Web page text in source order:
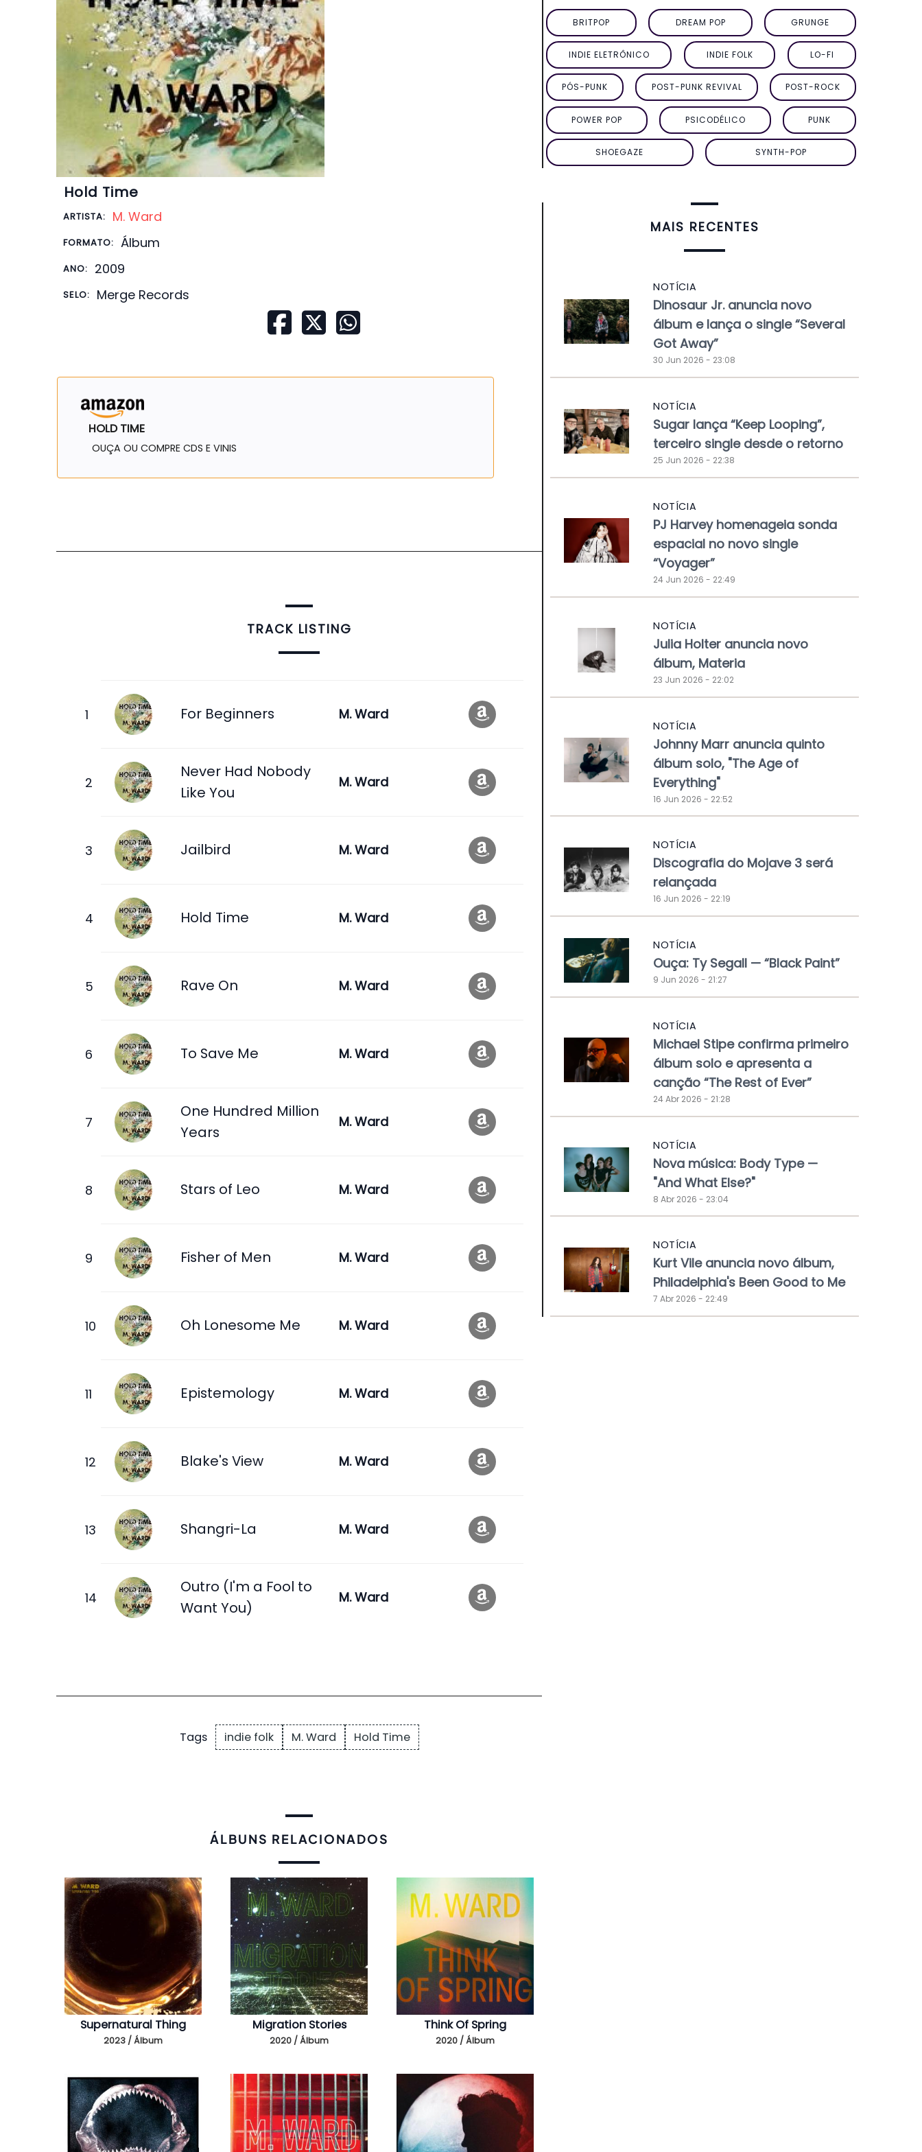
Hold Time
ARTISTA: M. Ward
FORMATO: Álbum
ANO: 2009
SELO: Merge Records
HOLD TIME
OUÇA OU COMPRE CDS E VINIS
TRACK LISTING
For Beginners M. Ward
Never Had Nobody
Like You
M. Ward
Jailbird M. Ward
Hold Time M. Ward
Rave On M. Ward
To Save Me M. Ward
One Hundred Million
Years
M. Ward
Stars of Leo M. Ward
Fisher of Men M. Ward
Oh Lonesome Me M. Ward
Epistemology M. Ward
Blake's View M. Ward
Shangri-La M. Ward
Outro (I'm a Fool to
Want You)
M. Ward
Tags indie folk M. Ward Hold Time
ÁLBUNS RELACIONADOS
Supernatural Thing
2023 / Álbum
Migration Stories
2020 / Álbum
Think Of Spring
2020 / Álbum
BRITPOP DREAM POP GRUNGE
INDIE ELETRÔNICO INDIE FOLK LO-FI
PÓS-PUNK POST-PUNK REVIVAL POST-ROCK
POWER POP PSICODÉLICO PUNK
SHOEGAZE SYNTH-POP
MAIS RECENTES
NOTÍCIA
Dinosaur Jr. anuncia novo
álbum e lança o single “Several
Got Away”
30 Jun 2026 - 23:08
NOTÍCIA
Sugar lança “Keep Looping”,
terceiro single desde o retorno
25 Jun 2026 - 22:38
NOTÍCIA
PJ Harvey homenageia sonda
espacial no novo single
“Voyager”
24 Jun 2026 - 22:49
NOTÍCIA
Julia Holter anuncia novo
álbum, Materia
23 Jun 2026 - 22:02
NOTÍCIA
Johnny Marr anuncia quinto
álbum solo, "The Age of
Everything"
16 Jun 2026 - 22:52
NOTÍCIA
Discografia do Mojave 3 será
relançada
16 Jun 2026 - 22:19
NOTÍCIA
Ouça: Ty Segall — “Black Paint”
9 Jun 2026 - 21:27
NOTÍCIA
Michael Stipe confirma primeiro
álbum solo e apresenta a
canção “The Rest of Ever”
24 Abr 2026 - 21:28
NOTÍCIA
Nova música: Body Type —
"And What Else?"
8 Abr 2026 - 23:04
NOTÍCIA
Kurt Vile anuncia novo álbum,
Philadelphia's Been Good to Me
7 Abr 2026 - 22:49